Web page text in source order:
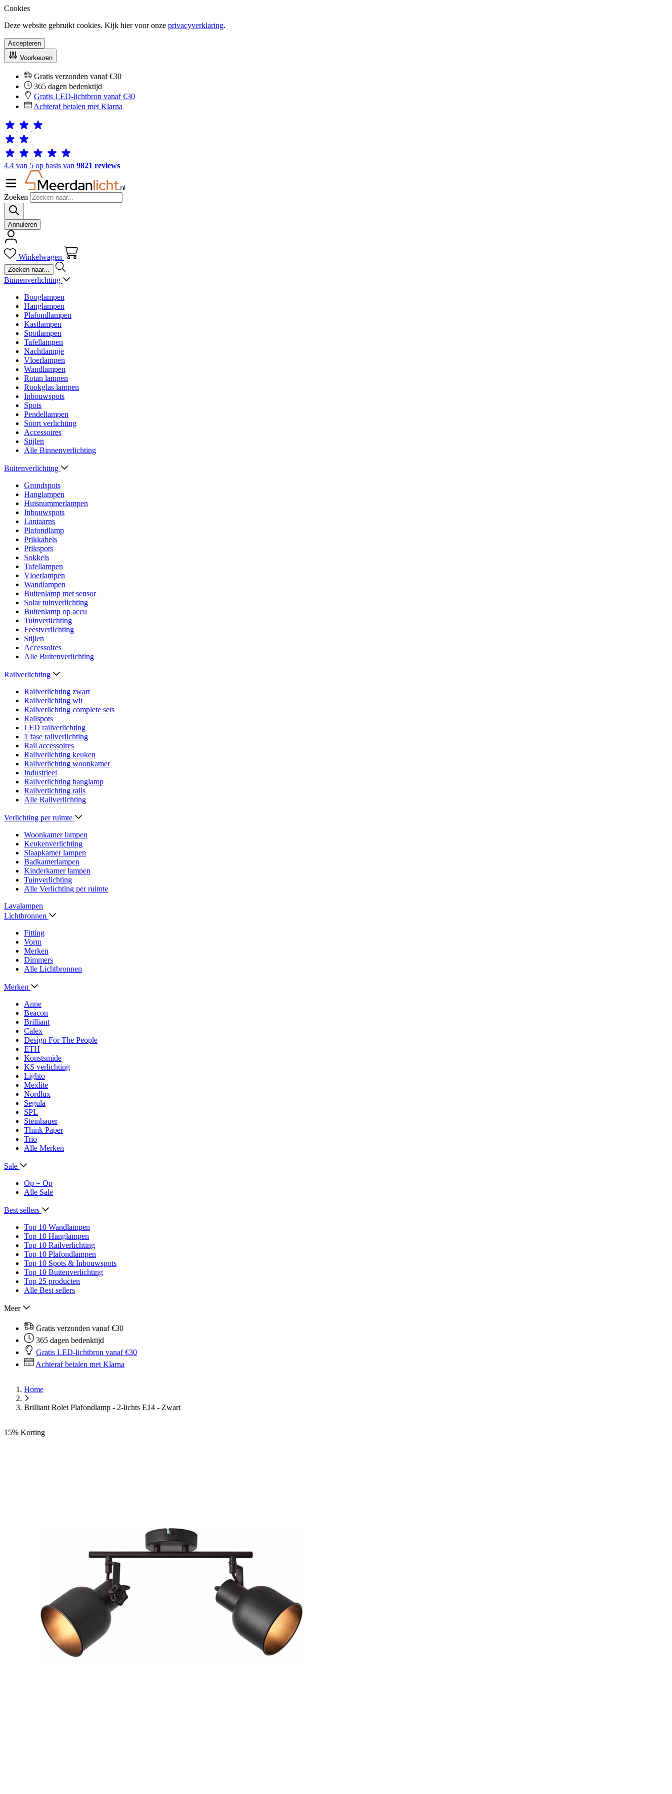
Cookies
Deze website gebruikt cookies. Kijk hier voor onze privacyverklaring.
Accepteren
Voorkeuren
Gratis verzonden vanaf €30
365 dagen bedenktijd
Gratis LED-lichtbron vanaf €30
Achteraf betalen met Klarna
4.4 van 5 op basis van 9821 reviews
Zoeken
Annuleren
Winkelwagen
Binnenverlichting
Booglampen
Hanglampen
Plafondlampen
Kastlampen
Spotlampen
Tafellampen
Nachtlampje
Vloerlampen
Wandlampen
Rotan lampen
Rookglas lampen
Inbouwspots
Spots
Pendellampen
Soort verlichting
Accessoires
Stijlen
Alle Binnenverlichting
Buitenverlichting
Grondspots
Hanglampen
Huisnummerlampen
Inbouwspots
Lantaarns
Plafondlamp
Prikkabels
Prikspots
Sokkels
Tafellampen
Vloerlampen
Wandlampen
Buitenlamp met sensor
Solar tuinverlichting
Buitenlamp op accu
Tuinverlichting
Feestverlichting
Stijlen
Accessoires
Alle Buitenverlichting
Railverlichting
Railverlichting zwart
Railverlichting wit
Railverlichting complete sets
Railspots
LED railverlichting
1 fase railverlichting
Rail accessoires
Railverlichting keuken
Railverlichting woonkamer
Industrieel
Railverlichting hanglamp
Railverlichting rails
Alle Railverlichting
Verlichting per ruimte
Woonkamer lampen
Keukenverlichting
Slaapkamer lampen
Badkamerlampen
Kinderkamer lampen
Tuinverlichting
Alle Verlichting per ruimte
Lavalampen
Lichtbronnen
Fitting
Vorm
Merken
Dimmers
Alle Lichtbronnen
Merken
Anne
Beacon
Brilliant
Calex
Design For The People
ETH
Konstsmide
KS verlichting
Lighto
Mexlite
Nordlux
Segula
SPL
Steinhauer
Think Paper
Trio
Alle Merken
Sale
Op = Op
Alle Sale
Best sellers
Top 10 Wandlampen
Top 10 Hanglampen
Top 10 Railverlichting
Top 10 Plafondlampen
Top 10 Spots & Inbouwspots
Top 10 Buitenverlichting
Top 25 producten
Alle Best sellers
Meer
Gratis verzonden vanaf €30
365 dagen bedenktijd
Gratis LED-lichtbron vanaf €30
Achteraf betalen met Klarna
Home
Brilliant Rolet Plafondlamp - 2-lichts E14 - Zwart
15% Korting